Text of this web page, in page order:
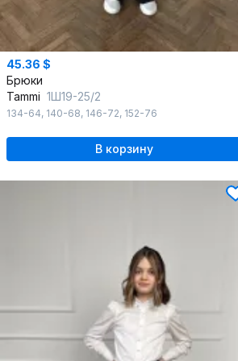
45.36 $
Брюки
Tammi 1Ш19-25/2
134-64, 140-68, 146-72, 152-76
В корзину